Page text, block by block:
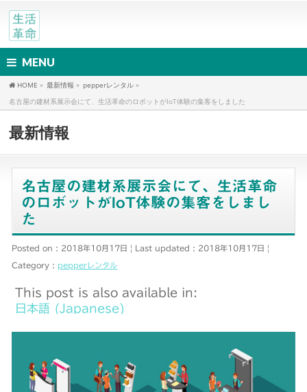
MENU
HOME » 最新情報 » pepperレンタル »
名古屋の建材系展示会にて、生活革命のロボットがIoT体験の集客をしました
最新情報
名古屋の建材系展示会にて、生活革命
のロボットがIoT体験の集客をしまし
た
Posted on : 2018年10月17日 Last updated : 2018年10月17日
Category : pepperレンタル
This post is also available in:
日本語 (Japanese)